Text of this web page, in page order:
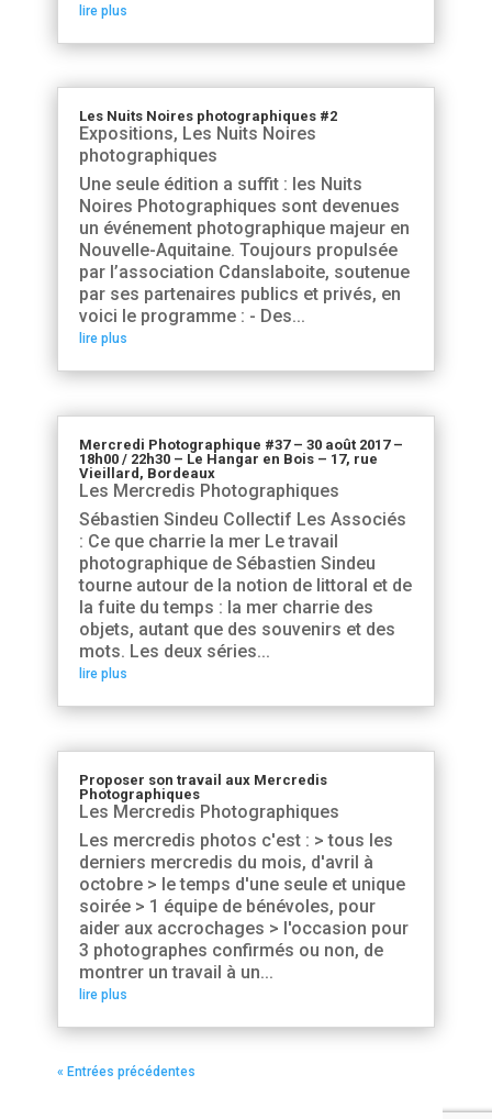
lire plus
Les Nuits Noires photographiques #2
Expositions, Les Nuits Noires
photographiques
Une seule édition a suffit : les Nuits
Noires Photographiques sont devenues
un événement photographique majeur en
Nouvelle-Aquitaine. Toujours propulsée
par l’association Cdanslaboite, soutenue
par ses partenaires publics et privés, en
voici le programme : - Des...
lire plus
Mercredi Photographique #37 – 30 août 2017 –
18h00 / 22h30 – Le Hangar en Bois – 17, rue
Vieillard, Bordeaux
Les Mercredis Photographiques
Sébastien Sindeu Collectif Les Associés
: Ce que charrie la mer Le travail
photographique de Sébastien Sindeu
tourne autour de la notion de littoral et de
la fuite du temps : la mer charrie des
objets, autant que des souvenirs et des
mots. Les deux séries...
lire plus
Proposer son travail aux Mercredis
Photographiques
Les Mercredis Photographiques
Les mercredis photos c'est : > tous les
derniers mercredis du mois, d'avril à
octobre > le temps d'une seule et unique
soirée > 1 équipe de bénévoles, pour
aider aux accrochages > l'occasion pour
3 photographes confirmés ou non, de
montrer un travail à un...
lire plus
« Entrées précédentes